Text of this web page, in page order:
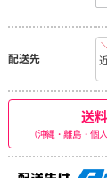
配送先
送
（沖縄・離島・個